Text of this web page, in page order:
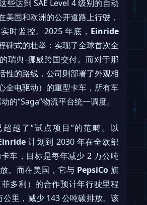
些达到 SAE Level 4 级别的自动
美国和欧洲的公开道路上行驶，
时监控。2025 年底， Einride
碑式的壮举：实现了全球首次全
瑞典-挪威跨国交付。而对于那
性的路线，公司则部署了外观相
全电驱动）的重型卡车，所有车
的“Saga”物流平台统一调度。
越了“试点项目”的范畴。以
计划到 2030 年在全欧部
车，目标是每年减少 2 万公吨
。而在美国，它与 PepsiCo 旗
多利）的合作预计年行驶里程
公里，减少 143 公吨碳排放。该